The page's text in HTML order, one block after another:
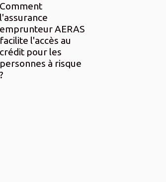
Comment
l'assurance
emprunteur AERAS
facilite l'accès au
crédit pour les
personnes à risque
?